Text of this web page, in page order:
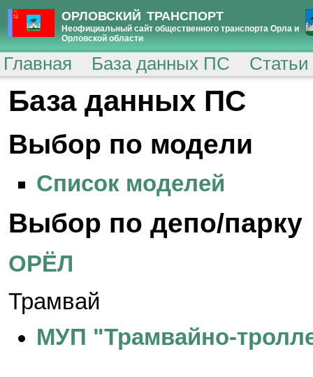
ОРЛОВСКИЙ ТРАНСПОРТ
Неофициальный сайт общественного транспорта Орла и
Орловской области
Главная База данных ПС
База данных ПС
Выбор по модели
Список моделей
Выбор по депо/парку
ОРЁЛ
Трамвай
МУП "Трамвайно-